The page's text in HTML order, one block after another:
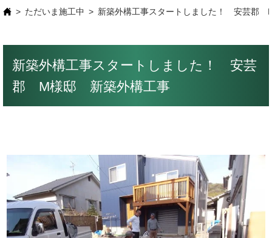
ただいま施工中 新築外構工事スタートしました！ 安芸郡
新築外構工事スタートしました！ 安芸
郡 M様邸 新築外構工事